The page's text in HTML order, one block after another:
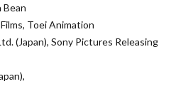
Bean
Toei Animation
(Japan), Sony Pictures Releasing